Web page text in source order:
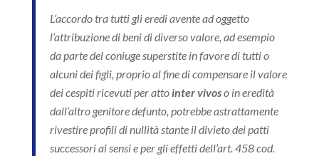
L’accordo tra tutti gli eredi avente ad oggetto
l’attribuzione di beni di diverso valore, ad esempio
da parte del coniuge superstite in favore di tutti o
alcuni dei figli, proprio al fine di compensare il valore
dei cespiti ricevuti per attointervivoso in eredità
dall’altro genitore defunto, potrebbe astrattamente
rivestire profili di nullità stante il divieto dei patti
successori ai sensi e per gli effetti dell’art. 458 cod.